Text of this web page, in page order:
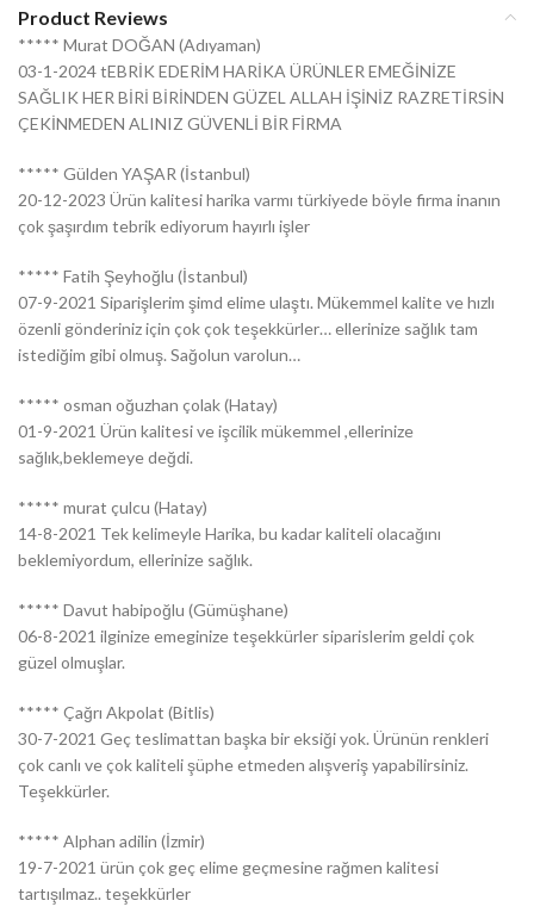
Product Reviews
***** Murat DOĞAN (Adıyaman)
03-1-2024 tEBRİK EDERİM HARİKA ÜRÜNLER EMEĞİNİZE
SAĞLIK HER BİRİ BİRİNDEN GÜZEL ALLAH İŞİNİZ RAZRETİRSİN
ÇEKİNMEDEN ALINIZ GÜVENLİ BİR FİRMA
***** Gülden YAŞAR (İstanbul)
20-12-2023 Ürün kalitesi harika varmı türkiyede böyle firma inanın
çok şaşırdım tebrik ediyorum hayırlı işler
***** Fatih Şeyhoğlu (İstanbul)
07-9-2021 Siparişlerim şimd elime ulaştı. Mükemmel kalite ve hızlı
özenli gönderiniz için çok çok teşekkürler… ellerinize sağlık tam
istediğim gibi olmuş. Sağolun varolun…
***** osman oğuzhan çolak (Hatay)
01-9-2021 Ürün kalitesi ve işcilik mükemmel ,ellerinize
sağlık,beklemeye değdi.
***** murat çulcu (Hatay)
14-8-2021 Tek kelimeyle Harika, bu kadar kaliteli olacağını
beklemiyordum, ellerinize sağlık.
***** Davut habipoğlu (Gümüşhane)
06-8-2021 ilginize emeginize teşekkürler siparislerim geldi çok
güzel olmuşlar.
***** Çağrı Akpolat (Bitlis)
30-7-2021 Geç teslimattan başka bir eksiği yok. Ürünün renkleri
çok canlı ve çok kaliteli şüphe etmeden alışveriş yapabilirsiniz.
Teşekkürler.
***** Alphan adilin (İzmir)
19-7-2021 ürün çok geç elime geçmesine rağmen kalitesi
tartışılmaz.. teşekkürler